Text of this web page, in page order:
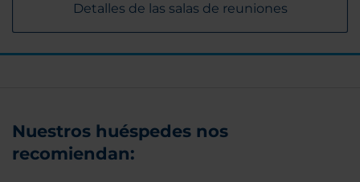
Detalles de las salas de reuniones
Nuestros huéspedes nos
recomiendan: